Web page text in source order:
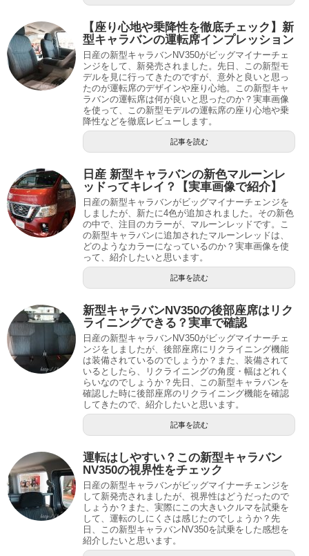
【座り心地や乗降性を徹底チェック】新
型キャラバンの運転席インプレッション
日産の新型キャラバンNV350がビッグマイナーチェ
ンジをして、新発売されました。先日、この新型モ
デルを見に行ってきたのですが、意外と良いと思っ
たのが運転席のデザインや座り心地。この新型キャ
ラバンの運転席は何が良いと思ったのか？実車画像
を使って、この新型モデルの運転席の座り心地や乗
降性などを徹底レビューします。
記事を読む
日産 新型キャラバンの新色マルーンレ
ッドってキレイ？【実車画像で紹介】
日産の新型キャラバンがビッグマイナーチェンジを
しましたが、新たに4色が追加されました。その新色
の中で、注目のカラーが、マルーンレッドです。こ
の新型キャラバンに追加されたマルーンレッドは、
どのようなカラーになっているのか？実車画像を使
って、紹介したいと思います。
記事を読む
新型キャラバンNV350の後部座席はリク
ライニングできる？実車で確認
日産の新型キャラバンNV350がビッグマイナーチェ
ンジをしましたが、後部座席にリクライニング機能
は装備されているのでしょうか？また、装備されて
いるとしたら、リクライニングの角度・幅はどれく
らいなのでしょうか？先日、この新型キャラバンを
確認した時に後部座席のリクライニング機能を確認
してきたので、紹介したいと思います。
記事を読む
運転はしやすい？この新型キャラバン
NV350の視界性をチェック
日産の新型キャラバンがビッグマイナーチェンジを
して新発売されましたが、視界性はどうだったので
しょうか？また、実際にこの大きいクルマを試乗を
して、運転のしにくさは感じたのでしょうか？先
日、この新型キャラバンNV350を試乗をした感想を
紹介したいと思います。